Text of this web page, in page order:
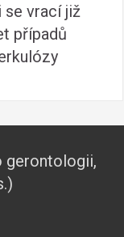
vrací již
případů
gerontologii,